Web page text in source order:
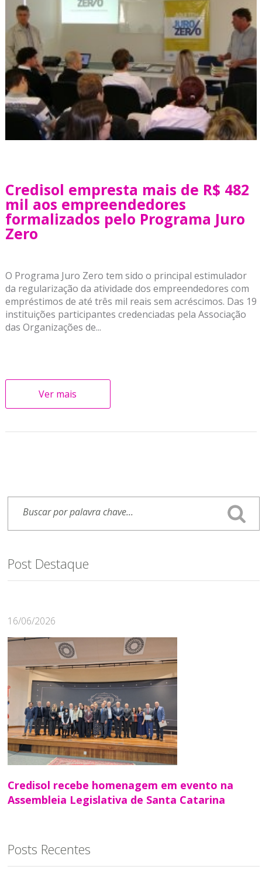
Credisol empresta mais de R$ 482
mil aos empreendedores
formalizados pelo Programa Juro
Zero
O Programa Juro Zero tem sido o principal estimulador
da regularização da atividade dos empreendedores com
empréstimos de até três mil reais sem acréscimos. Das 19
instituições participantes credenciadas pela Associação
das Organizações de...
Ver mais
Post Destaque
16/06/2026
Credisol recebe homenagem em evento na
Assembleia Legislativa de Santa Catarina
Posts Recentes